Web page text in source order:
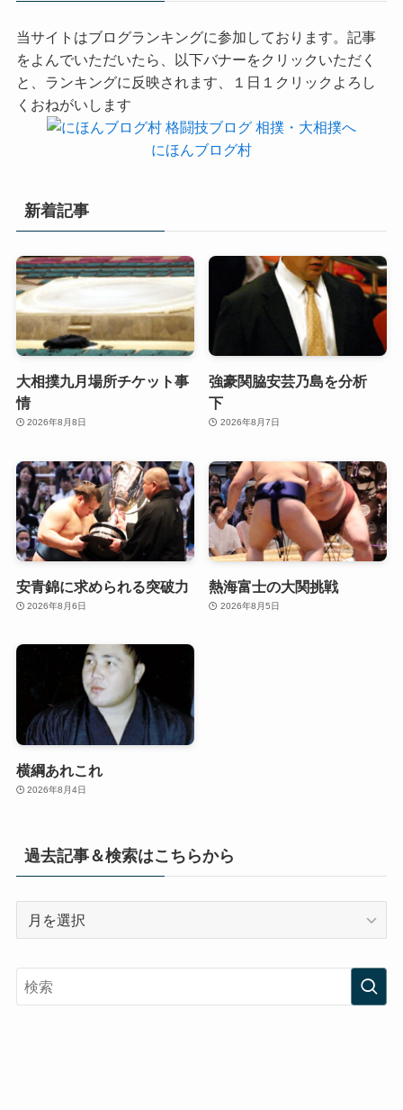
当サイトはブログランキングに参加しております。記事
をよんでいただいたら、以下バナーをクリックいただく
と、ランキングに反映されます、１日１クリックよろし
くおねがいします
にほんブログ村
新着記事
大相撲九月場所チケット事
情
2026年8月8日
強豪関脇安芸乃島を分析
下
2026年8月7日
安青錦に求められる突破力
2026年8月6日
熱海富士の大関挑戦
2026年8月5日
横綱あれこれ
2026年8月4日
過去記事＆検索はこちらから
事
＆